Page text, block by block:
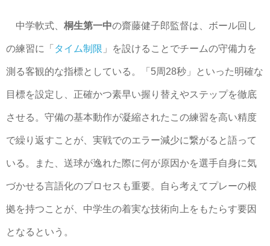
中学軟式、 桐生第一中の齋藤健子郎監督は、ボール回し
の練習に「 タイム制限 」を設けることでチームの守備力を
測る客観的な指標としている。「5周28秒」といった明確な
目標を設定し、正確かつ素早い握り替えやステップを徹底
させる。守備の基本動作が凝縮されたこの練習を高い精度
で繰り返すことが、実戦でのエラー減少に繋がると語って
いる。また、送球が逸れた際に何が原因かを選手自身に気
づかせる言語化のプロセスも重要。自ら考えてプレーの根
拠を持つことが、中学生の着実な技術向上をもたらす要因
となるという。